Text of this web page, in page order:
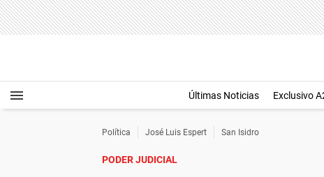
Últimas Noticias Exclusivo
Política José Luis Espert San Isidro
PODER JUDICIAL